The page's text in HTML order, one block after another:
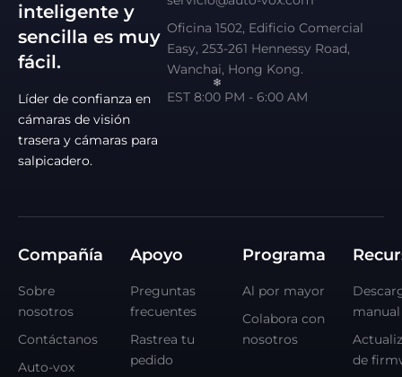
inteligente y
sencilla es muy
fácil.
Líder de confianza en
cámaras de visión
trasera y cámaras para
salpicadero.
Oficina 1502, Edificio Comercial
Easy, 253-261 Hennessy Road,
Wanchai, Hong Kong.
EST 8:00 PM - 6:00 AM
Compañía
Sobre
nosotros
Contáctanos
Auto-vox
Apoyo
Preguntas
frecuentes
Rastrea tu
pedido
Programa
Al por mayor
Colabora con
nosotros
manual
de